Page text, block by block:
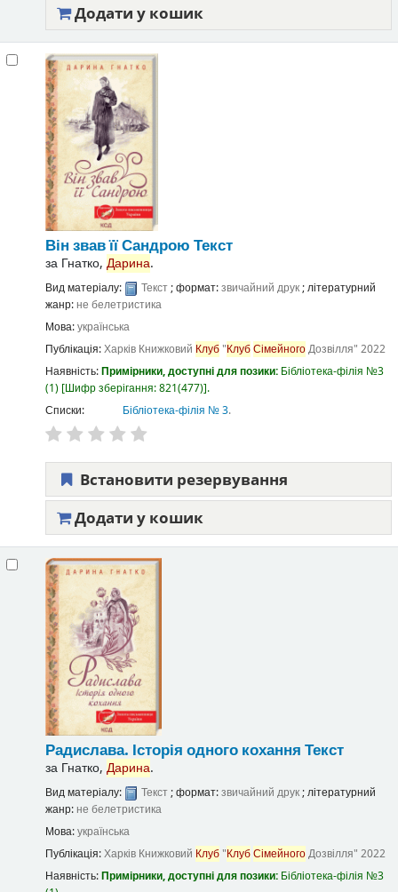
Додати у кошик
Він звав її Сандрою Текст
за Гнатко, Дарина.
Вид матеріалу: Текст; формат:звичайний друк; літературний
жанр:не белетристика
Мова:українська
Публікація:Харків Книжковий Клуб"КлубСімейногоДозвілля" 2022
Наявність:Примірники, доступні для позики: Бібліотека-філія №3
(1) Шифр зберігання:821(477) .
Списки:
Бібліотека-філія № 3.
Встановити резервування
Додати у кошик
Радислава. Історія одного кохання Текст
за Гнатко, Дарина.
Вид матеріалу: Текст; формат:звичайний друк; літературний
жанр: не белетристика
Мова:українська
Публікація:Харків Книжковий Клуб"КлубСімейногоДозвілля" 2022
Наявність:Примірники, доступні для позики: Бібліотека-філія №3